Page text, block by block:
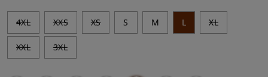
4XL XXS XS S M L XL
XXL 3XL